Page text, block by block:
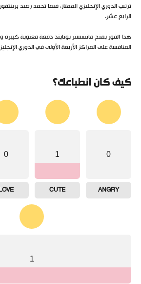
الرابع عشر.
هذا الفوز يمنح مانشستر يونايتد دفعة معنوية
المنافسة على المراكز الأربعة الأولى في الدوري
كيف كان انطباعك؟
0
ANGRY
1
CUTE
0
1